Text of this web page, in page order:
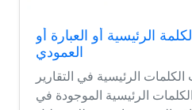
الرئيسية أو العبارة أو
العمودي
الرئيسية في التقارير
الرئيسية الموجودة في